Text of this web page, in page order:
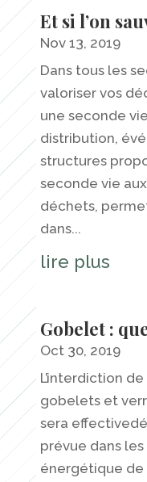
Et si l’on
Nov 13, 2019
Dans tous les
valoriser vos
une seconde
distribution,
structures
seconde vie
déchets,
dans...
lire plus
Gobelet :
Oct 30, 2019
L’interdiction
gobelets et
sera
prévue dans
énergétique de